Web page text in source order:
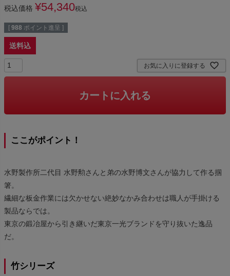
税込価格 ¥54,340税込
[ 988 ポイント進呈 ]
送料込
お気に入りに登録する
カートに入れる
ここがポイント！
水野製作所二代目 水野勲さんと弟の水野博文さんが協力して作る掴
箸。
繊細な板金作業には欠かせない絶妙なかみ合わせは職人が手掛ける
製品ならでは。
東京の鍛冶屋から引き継いだ東京一光ブランドを守り抜いた逸品
だ。
竹シリーズ